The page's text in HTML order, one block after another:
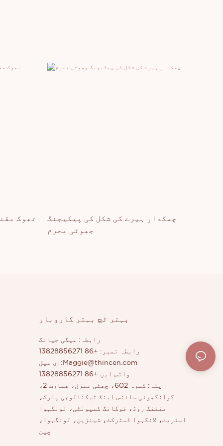
تھوک
چمکدار ہیرے کی شکل کی پیکیجنگ
جھوٹی محرم
بہتر ٹچ بہتر کاروبار
رابطہ: میگی جیانگ
رابطہ نمبر: +86 13828856271
ای میل: Maggie@thincen.com
واٹس ایپ:+86 13828856271
پتہ: کمرہ 602، چھٹی منزل، عمارت 2،
گوانگھوئی سائنس اینڈ ٹیکنالوجی پارک،
منقنگ روڈ، فوکانگ کمیونٹی، لونگہوا
اسٹریٹ، لانگہوا ڈسٹرکٹ، شینزین، لونگہوا،
چین